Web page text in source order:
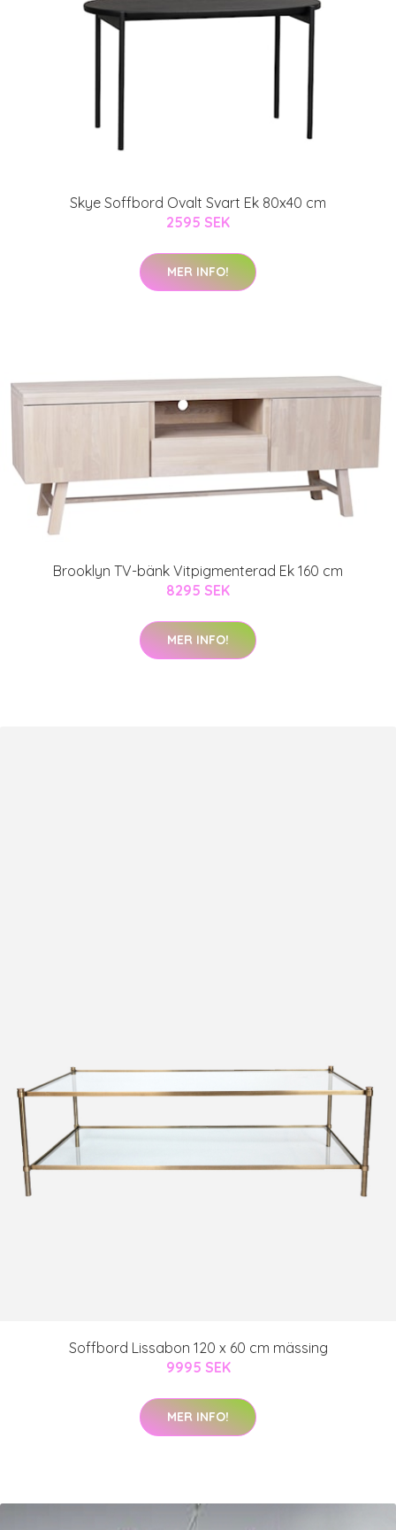
Skye Soffbord Ovalt Svart Ek 80x40 cm
2595 SEK
MER INFO!
Brooklyn TV-bänk Vitpigmenterad Ek 160 cm
8295 SEK
MER INFO!
Soffbord Lissabon 120 x 60 cm mässing
9995 SEK
MER INFO!